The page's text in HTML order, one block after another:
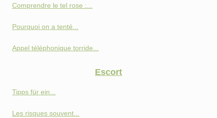
Comprendre le tel rose :...
Pourquoi on a tenté...
Appel téléphonique torride...
Escort
Tipps für ein...
Les risques souvent...